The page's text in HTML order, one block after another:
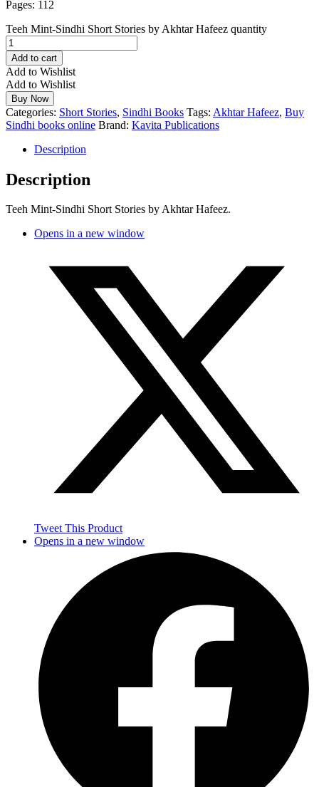
Pages: 112
Teeh Mint-Sindhi Short Stories by Akhtar Hafeez quantity
Add to cart
Add to Wishlist
Add to Wishlist
Buy Now
Categories: Short Stories, Sindhi Books Tags: Akhtar Hafeez, Buy
Sindhi books online Brand: Kavita Publications
Description
Description
Teeh Mint-Sindhi Short Stories by Akhtar Hafeez.
Opens in a new window
Tweet This Product
Opens in a new window